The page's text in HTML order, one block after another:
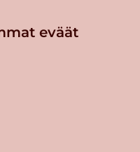
eväät